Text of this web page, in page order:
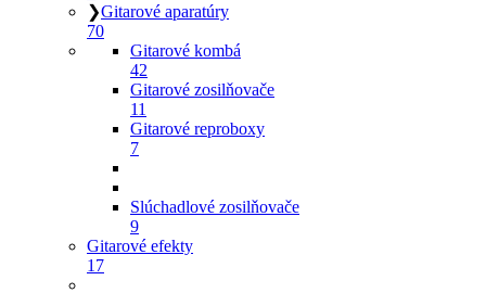
❯Gitarové aparatúry
70
Gitarové kombá
42
Gitarové zosilňovače
11
Gitarové reproboxy
7
Slúchadlové zosilňovače
9
Gitarové efekty
17